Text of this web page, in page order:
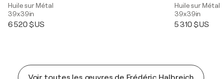
Huile sur Métal
39x39in
6 520 $US
Huile sur Métal
39x39in
5 310 $US